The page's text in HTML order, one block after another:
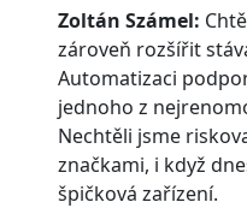
Zoltán Számel:
zároveň rozšířit
Automatizaci
jednoho z
Nechtěli jsme
značkami, i když
špičková zařízení.